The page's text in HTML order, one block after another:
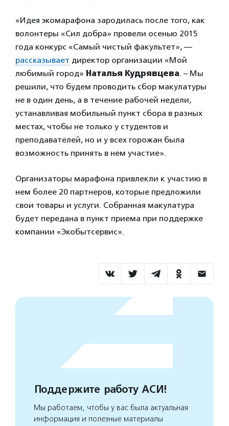
«Идея экомарафона зародилась после того, как
волонтеры «Сил добра» провели осенью 2015
года конкурс «Самый чистый факультет», —
рассказывает директор организации «Мой
любимый город» Наталья Кудрявцева. – Мы
решили, что будем проводить сбор макулатуры
не в один день, а в течение рабочей недели,
устанавливая мобильный пункт сбора в разных
местах, чтобы не только у студентов и
преподавателей, но и у всех горожан была
возможность принять в нем участие».
Организаторы марафона привлекли к участию в
нем более 20 партнеров, которые предложили
свои товары и услуги. Собранная макулатура
будет передана в пункт приема при поддержке
компании «Экобытсервис».
Поддержите работу АСИ!
Мы работаем, чтобы у вас была актуальная
информация и полезные материалы